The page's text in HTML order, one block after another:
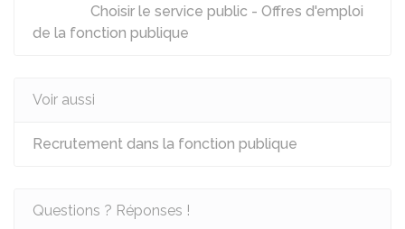
Choisir le service public - Offres d'emploi
de la fonction publique
Voir aussi
Recrutement dans la fonction publique
Questions ? Réponses !